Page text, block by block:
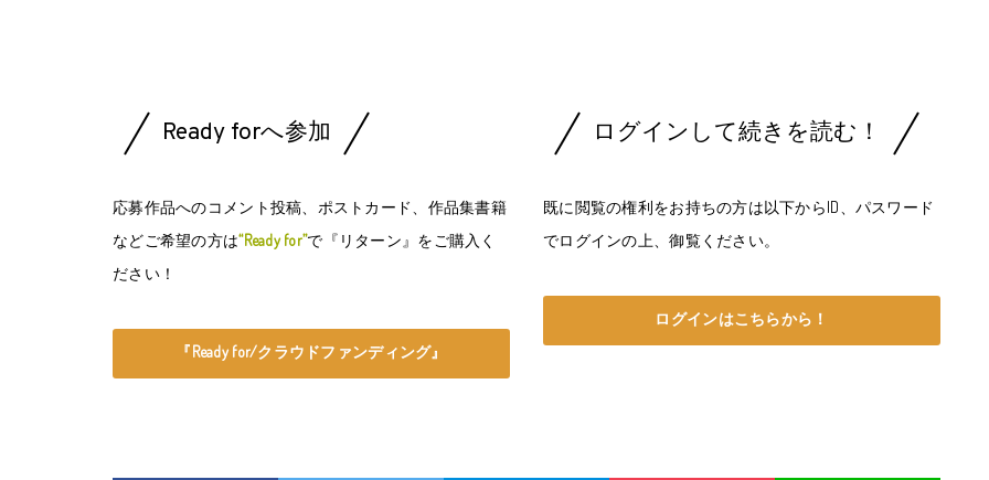
Ready forへ参加
応募作品へのコメント投稿、ポストカード、作品集書籍
などご希望の方は“Ready for”で『リターン』をご購入く
ださい！
『Ready for/クラウドファンディング』
ログインして続きを読む！
既に閲覧の権利をお持ちの方は以下からID、パスワード
でログインの上、御覧ください。
ログインはこちらから！